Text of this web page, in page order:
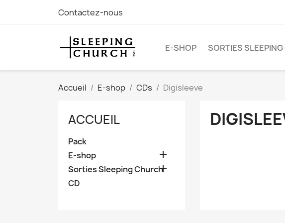
Contactez-nous
E-SHOP SORTIES
Accueil E-shop CDs Digisleeve
ACCUEIL
Pack
E-shop

Sorties Sleeping Church

CD